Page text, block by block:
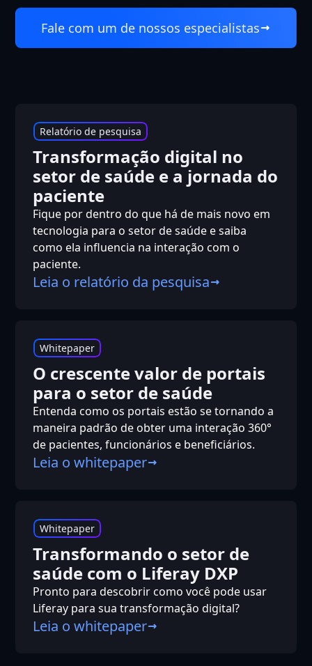
Fale com um de nossos especialistas
Relatório de pesquisa
Transformação digital no
setor de saúde e a jornada do
paciente
Fique por dentro do que há de mais novo em
tecnologia para o setor de saúde e saiba
como ela influencia na interação com o
paciente.
Leia o relatório da pesquisa
Whitepaper
O crescente valor de portais
para o setor de saúde
Entenda como os portais estão se tornando a
maneira padrão de obter uma interação 360°
de pacientes, funcionários e beneficiários.
Leia o whitepaper
Whitepaper
Transformando o setor de
saúde com o Liferay DXP
Pronto para descobrir como você pode usar
Liferay para sua transformação digital?
Leia o whitepaper